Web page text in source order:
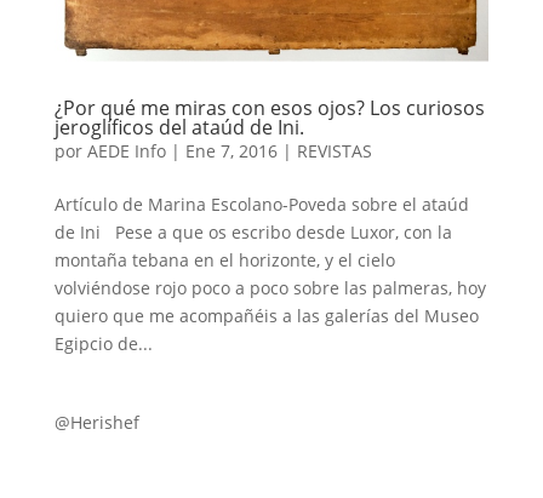
¿Por qué me miras con esos ojos? Los curiosos
jeroglíficos del ataúd de Ini.
por AEDE Info| Ene 7, 2016| REVISTAS
Artículo de Marina Escolano-Poveda sobre el ataúd
de Ini Pese a que os escribo desde Luxor, con la
montaña tebana en el horizonte, y el cielo
volviéndose rojo poco a poco sobre las palmeras, hoy
quiero que me acompañéis a las galerías del Museo
Egipcio de...
@Herishef